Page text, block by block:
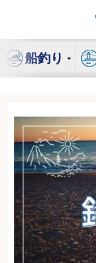
ン
船釣り